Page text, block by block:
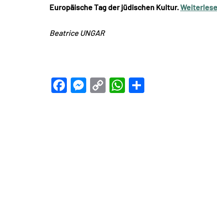
Europäische Tag der jüdischen Kultur.
Beatrice UNGAR
Facebook
Messenger
CopyWhatsApp